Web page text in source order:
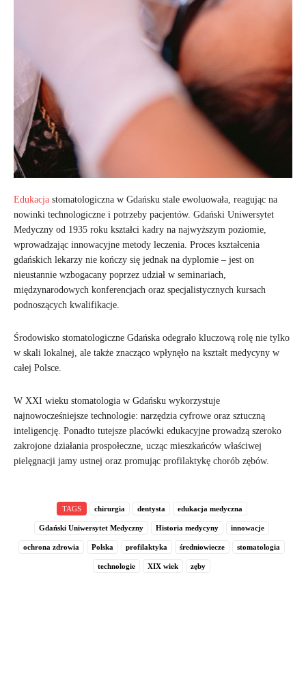
Edukacja stomatologiczna w Gdańsku stale ewoluowała, reagując na
nowinki technologiczne i potrzeby pacjentów. Gdański Uniwersytet
Medyczny od 1935 roku kształci kadry na najwyższym poziomie,
wprowadzając innowacyjne metody leczenia. Proces kształcenia
gdańskich lekarzy nie kończy się jednak na dyplomie – jest on
nieustannie wzbogacany poprzez udział w seminariach,
międzynarodowych konferencjach oraz specjalistycznych kursach
podnoszących kwalifikacje.
Środowisko stomatologiczne Gdańska odegrało kluczową rolę nie tylko
w skali lokalnej, ale także znacząco wpłynęło na kształt medycyny w
całej Polsce.
W XXI wieku stomatologia w Gdańsku wykorzystuje
najnowocześniejsze technologie: narzędzia cyfrowe oraz sztuczną
inteligencję. Ponadto tutejsze placówki edukacyjne prowadzą szeroko
zakrojone działania prospołeczne, ucząc mieszkańców właściwej
pielęgnacji jamy ustnej oraz promując profilaktykę chorób zębów.
TAGS chirurgia dentysta edukacja medyczna
Gdański Uniwersytet Medyczny Historia medycyny innowacje
ochrona zdrowia Polska profilaktyka średniowiecze stomatologia
technologie XIX wiek zęby